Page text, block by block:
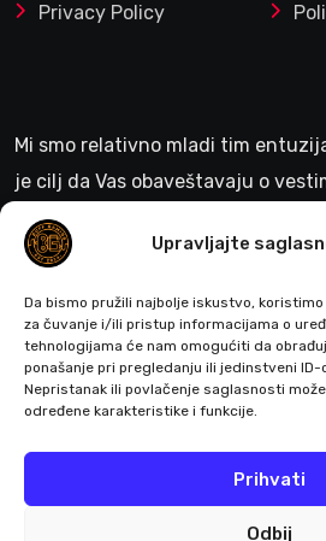
Upravljajte
Da bismo pružili najbolje iskustvo,
za čuvanje i/ili pristup informacijama o
tehnologijama će nam omogućiti da
ponašanje pri pregledanju ili jedinstveni ID-
Nepristanak ili povlačenje saglasnosti
određene karakteristike i funkcije.
Prihvati
Odbij
Privacy Policy
Mi smo relativno mladi tim
je cilj da Vas obaveštavaju o
gejminga
Pratite nas